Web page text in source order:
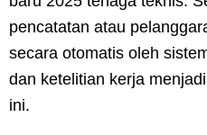
pencatatan atau
secara otomatis oleh
dan ketelitian kerja
ini.